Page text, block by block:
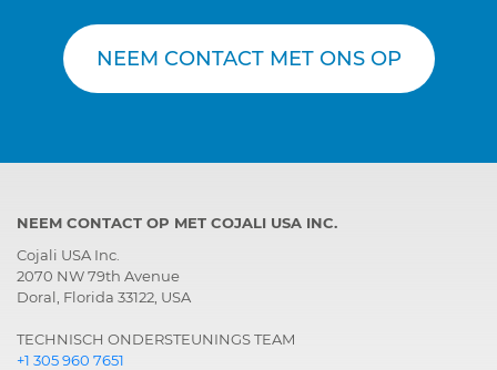
NEEM CONTACT MET ONS OP
NEEM CONTACT OP MET COJALI USA INC.
Cojali USA Inc.
2070 NW 79th Avenue
Doral, Florida 33122, USA
TECHNISCH ONDERSTEUNINGS TEAM
+1 305 960 7651